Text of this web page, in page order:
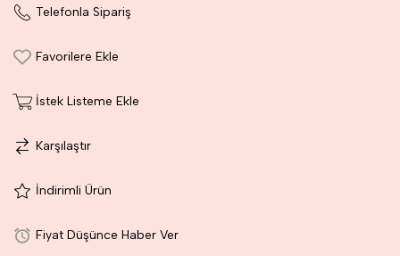
Telefonla Sipariş
Favorilere Ekle
İstek Listeme Ekle
Karşılaştır
İndirimli Ürün
Fiyat Düşünce Haber Ver